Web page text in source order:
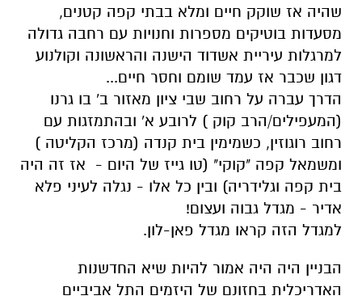
שהיה אז שוקק חיים ומלא בבתי קפה קטנים,
מסעדות בוטיקים מספרות וחנויות עם רחבה גדולה
למרגלות עיריית אשדוד הישנה והראשונה וקולנוע
דגון שכבר אז עמד שומם וחסר חיים...
הדרך עברה על רחוב שבי ציון מאזור ב' בו גרנו
(המעפילים/הרב קוק ) לרובע א' ובהתמזגות עם
רחוב רוגוזין, כשמימין בית קנדה (מרכז הקליטה )
ומשמאל קפה "קוקי" (טו גייז של היום - אז זה היה
בית קפה וגלידריה) ובין כל אלו - נגלה לעיני פלא
אדיר - מגדל גבוה ועצום!
למגדל הזה קראו מגדל פאן-לון.
הבניין היה היה אמור להיות שיא החדשנות
האדריכלית בחזונם של היזמים התל אביביים